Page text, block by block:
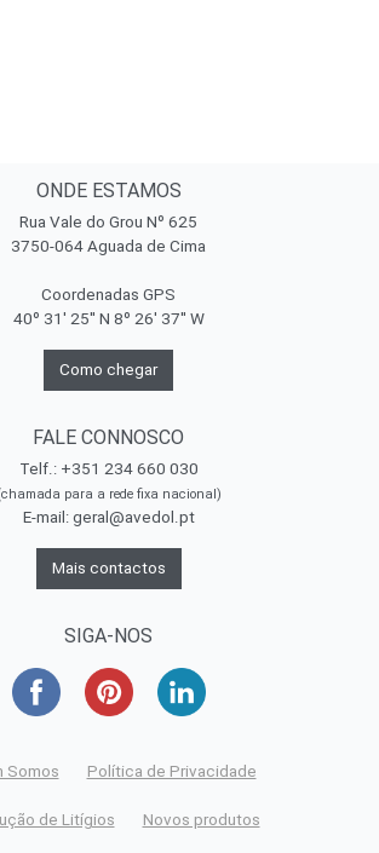
ONDE ESTAMOS
Rua Vale do Grou Nº 625
3750-064 Aguada de Cima
Coordenadas GPS
40º 31' 25'' N 8º 26' 37'' W
Como chegar
FALE CONNOSCO
Telf.: +351 234 660 030
para a rede fixa nacional)
E-mail: geral@avedol.pt
Mais contactos
SIGA-NOS
Somos Política de Privacidade
de Litígios Novos produtos